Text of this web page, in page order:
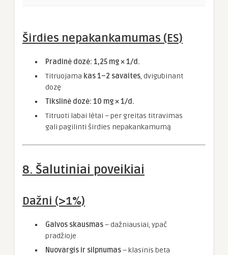
Širdies nepakankamumas (ES)
Pradinė dozė: 1,25 mg × 1/d.
Titruojama kas 1–2 savaites, dvigubinant
dozę
Tikslinė dozė: 10 mg × 1/d.
Titruoti labai lėtai – per greitas titravimas
gali pagilinti širdies nepakankamumą
8. Šalutiniai poveikiai
Dažni (>1%)
Galvos skausmas– dažniausiai, ypač
pradžioje
Nuovargis ir silpnumas– klasinis beta